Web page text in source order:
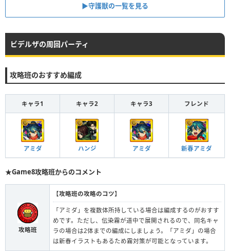
▶︎守護獣の一覧を見る
ビデルザの周回パーティ
攻略班のおすすめ編成
キャラ1 キャラ2 キャラ3 フレンド
アミダ ハンジ アミダ 新春アミダ
★Game8攻略班からのコメント
攻略班
【攻略班の攻略のコツ】
「アミダ」を複数体所持している場合は編成するのがおすす
めです。ただし、伝染霧が道中で展開されるので、同名キャ
ラの場合は2体までの編成にしましょう。「アミダ」の場合
は新春イラストもあるため霧対策が可能となっています。